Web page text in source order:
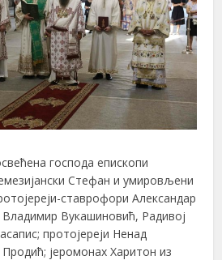
господа епископи
Стефан и умировљени
ставрофори Александар
Вукашиновић, Радивој
протојереји Ненад
јеромонах Харитон из